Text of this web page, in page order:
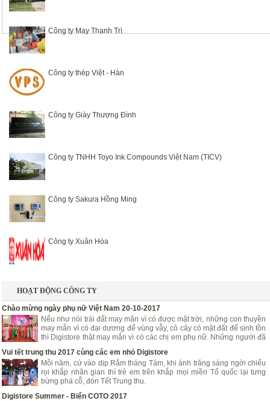
Công ty May Thanh Trì
Công ty thép Việt - Hàn
Công ty Giày Thượng Đình
Công ty TNHH Toyo Ink Compounds Việt Nam (TICV)
Công ty Sakura Hồng Ming
Công ty Xuân Hòa
HOẠT ĐỘNG CÔNG TY
Chào mừng ngày phụ nữ Việt Nam 20-10-2017
Nếu như nói trái đất may mắn vì có được mặt trời, những con thuyền
may mắn vì có đại dương để vùng vẫy, cỏ cây có mặt đất để sinh tồn
thì Digistore thật may mắn vì có các chị em phụ nữ. Những người đã
góp phần mang lại niềm vui, hạnh phúc, tươi trẻ cho Digistore.
Vui tết trung thu 2017 cùng các em nhỏ Digistore
Mỗi năm, cứ vào dịp Rằm tháng Tám, khi ánh trăng sáng ngời chiếu
rọi khắp nhân gian thì trẻ em trên khắp mọi miền Tổ quốc lại tưng
bừng phá cỗ, đón Tết Trung thu.
Digistore Summer - Biển COTO 2017